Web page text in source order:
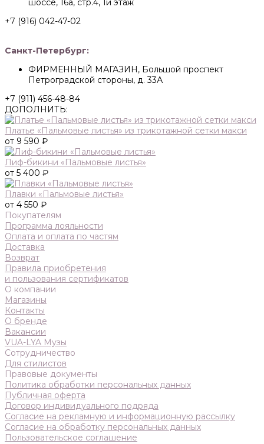
шоссе, 16а, стр.4, 1й этаж
+7 (916) 042-47-02
Санкт-Петербург:
ФИРМЕННЫЙ МАГАЗИН, Большой проспект
Петроградской стороны, д. 33А
+7 (911) 456-48-84
ДОПОЛНИТЬ:
Платье «Пальмовые листья» из трикотажной сетки макси
от 9 590 ₽
Лиф-бикини «Пальмовые листья»
от 5 400 ₽
Плавки «Пальмовые листья»
от 4 550 ₽
Покупателям
Программа лояльности
Оплата и оплата по частям
Доставка
Возврат
Правила приобретения
и пользования сертификатов
О компании
Магазины
Контакты
О бренде
Вакансии
VUA-LYA Музы
Сотрудничество
Для стилистов
Правовые документы
Политика обработки персональных данных
Публичная оферта
Договор индивидуального подряда
Согласие на рекламную и информационную рассылку
Согласие на обработку персональных данных
Пользовательское соглашение